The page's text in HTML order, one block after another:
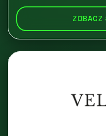
ZOBACZ